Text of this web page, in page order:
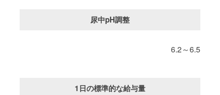
尿中pH調整
6.2～6.5
1日の標準的な給与量